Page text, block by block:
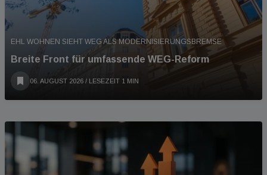
EHL WOHNEN SIEHT WEG ALS MODERNISIERUNGSBREMSE
Breite Front für umfassende WEG-Reform
06. AUGUST 2026 / LESEZEIT 1 MIN